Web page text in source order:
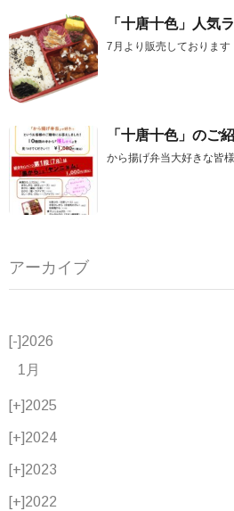
「十唐十色」人気
7月より販売しております
「十唐十色」のご
から揚げ弁当大好きな皆
アーカイブ
[-]2026
1月
[+]2025
[+]2024
[+]2023
[+]2022